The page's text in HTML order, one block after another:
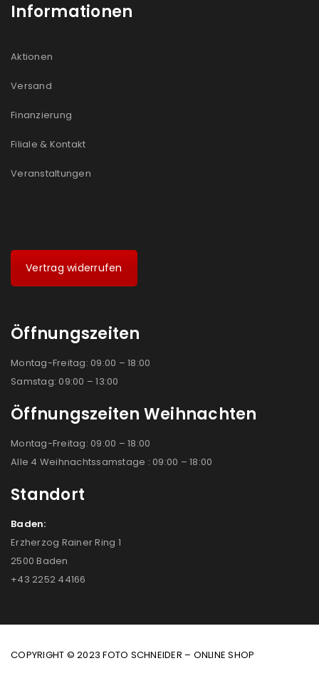
Informationen
Aktionen
Versand
Finanzierung
Filiale & Kontakt
Veranstaltungen
Vertrag widerrufen
Öffnungszeiten
Montag-Freitag: 09:00 – 18:00
Samstag: 09:00 – 13:00
Öffnungszeiten Weihnachten
Montag-Freitag: 09:00 – 18:00
Alle 4 Weihnachtssamstage : 09:00 – 18:00
Standort
Baden:
Erzherzog Rainer Ring 1
2500 Baden
+43 2252 44166
COPYRIGHT © 2023 FOTO SCHNEIDER – ONLINE SHOP